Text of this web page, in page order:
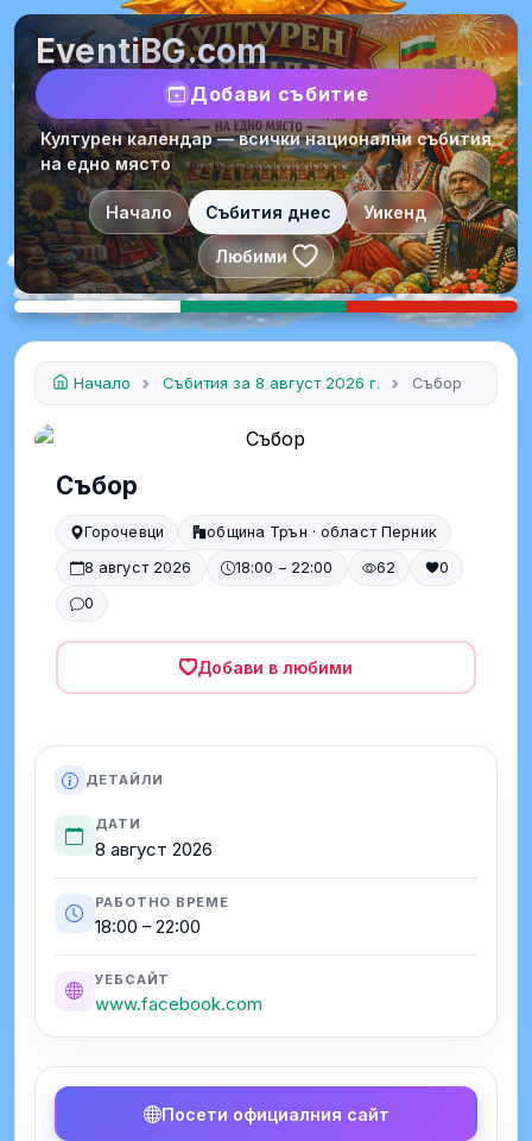
EventiBG.com
Добави събитие
Културен календар — всички национални събития
на едно място
Начало Събития днес Уикенд
Любими
Начало Събития за 8 август 2026 г. Събор
Събор
Горочевци
община Трън · област Перник
8 август 2026
18:00 – 22:00 62
0
0
Добави в любими
ДЕТАЙЛИ
ДАТИ
8 август 2026
РАБОТНО ВРЕМЕ
18:00 – 22:00
УЕБСАЙТ
www.facebook.com
Посети официалния сайт